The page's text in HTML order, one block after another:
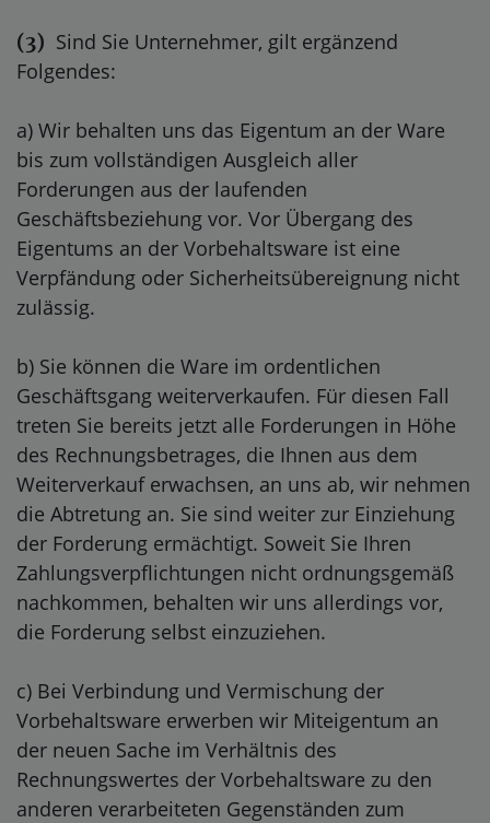
(3) Sind Sie Unternehmer, gilt ergänzend
Folgendes:
a) Wir behalten uns das Eigentum an der Ware
bis zum vollständigen Ausgleich aller
Forderungen aus der laufenden
Geschäftsbeziehung vor. Vor Übergang des
Eigentums an der Vorbehaltsware ist eine
Verpfändung oder Sicherheitsübereignung nicht
zulässig.
b) Sie können die Ware im ordentlichen
Geschäftsgang weiterverkaufen. Für diesen Fall
treten Sie bereits jetzt alle Forderungen in Höhe
des Rechnungsbetrages, die Ihnen aus dem
Weiterverkauf erwachsen, an uns ab, wir nehmen
die Abtretung an. Sie sind weiter zur Einziehung
der Forderung ermächtigt. Soweit Sie Ihren
Zahlungsverpflichtungen nicht ordnungsgemäß
nachkommen, behalten wir uns allerdings vor,
die Forderung selbst einzuziehen.
c) Bei Verbindung und Vermischung der
Vorbehaltsware erwerben wir Miteigentum an
der neuen Sache im Verhältnis des
Rechnungswertes der Vorbehaltsware zu den
anderen verarbeiteten Gegenständen zum